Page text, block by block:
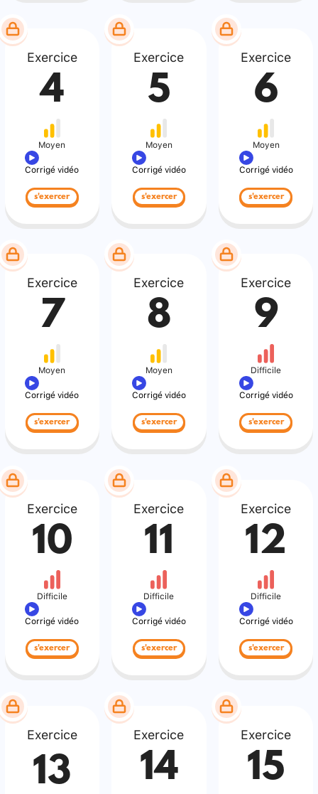
Exercice
4
Moyen
Corrigé vidéo
s'exercer
Exercice
5
Moyen
Corrigé vidéo
s'exercer
Exercice
6
Moyen
Corrigé vidéo
s'exercer
Exercice
7
Moyen
Corrigé vidéo
s'exercer
Exercice
8
Moyen
Corrigé vidéo
s'exercer
Exercice
9
Difficile
Corrigé vidéo
s'exercer
Exercice
10
Difficile
Corrigé vidéo
s'exercer
Exercice
11
Difficile
Corrigé vidéo
s'exercer
Exercice
12
Difficile
Corrigé vidéo
s'exercer
Exercice
13
Exercice
14
Exercice
15